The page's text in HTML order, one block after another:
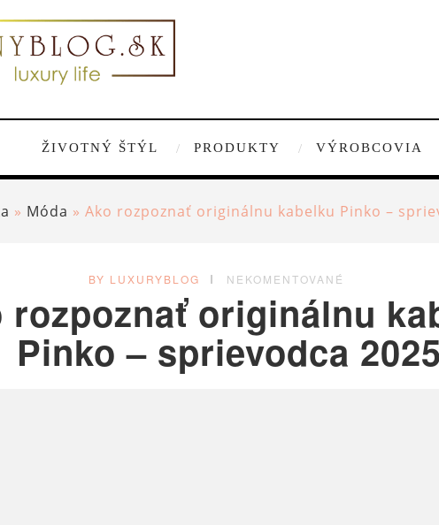
ŽIVOTNÝ ŠTÝL PRODUKTY VÝROBCOVIA
» Móda » Ako rozpoznať originálnu kabelku Pinko –
BY LUXURYBLOG NEKOMENTOVANÉ
rozpoznať originálnu
Pinko – sprievodca 2025